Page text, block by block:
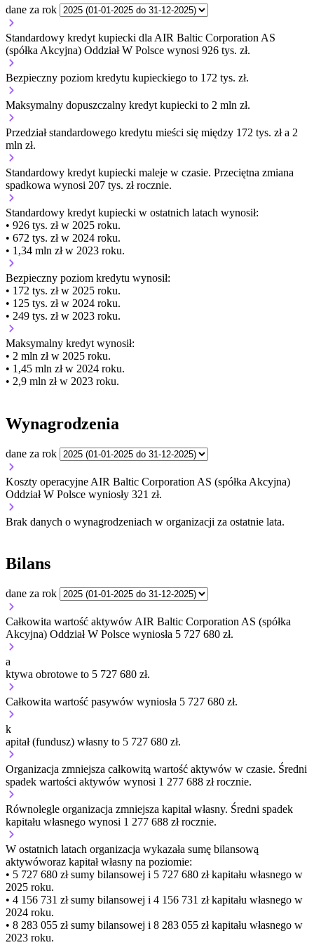
dane za rok
Standardowy kredyt kupiecki dla AIR Baltic Corporation AS
(spółka Akcyjna) Oddział W Polsce wynosi 926 tys. zł.
Bezpieczny poziom kredytu kupieckiego to 172 tys. zł.
Maksymalny dopuszczalny kredyt kupiecki to 2 mln zł.
Przedział standardowego kredytu mieści się między 172 tys. zł a 2
mln zł.
Standardowy kredyt kupiecki maleje w czasie. Przeciętna zmiana
spadkowa wynosi 207 tys. zł rocznie.
Standardowy kredyt kupiecki w ostatnich latach wynosił:
• 926 tys. zł w 2025 roku.
• 672 tys. zł w 2024 roku.
• 1,34 mln zł w 2023 roku.
Bezpieczny poziom kredytu wynosił:
• 172 tys. zł w 2025 roku.
• 125 tys. zł w 2024 roku.
• 249 tys. zł w 2023 roku.
Maksymalny kredyt wynosił:
• 2 mln zł w 2025 roku.
• 1,45 mln zł w 2024 roku.
• 2,9 mln zł w 2023 roku.
Wynagrodzenia
dane za rok
Koszty operacyjne AIR Baltic Corporation AS (spółka Akcyjna)
Oddział W Polsce wyniosły 321 zł.
Brak danych o wynagrodzeniach w organizacji za ostatnie lata.
Bilans
dane za rok
Całkowita wartość aktywów AIR Baltic Corporation AS (spółka
Akcyjna) Oddział W Polsce wyniosła 5 727 680 zł.
a
ktywa obrotowe to 5 727 680 zł.
Całkowita wartość pasywów wyniosła 5 727 680 zł.
k
apitał (fundusz) własny to 5 727 680 zł.
Organizacja zmniejsza całkowitą wartość aktywów w czasie. Średni
spadek wartości aktywów wynosi 1 277 688 zł rocznie.
Równolegle organizacja zmniejsza kapitał własny. Średni spadek
kapitału własnego wynosi 1 277 688 zł rocznie.
W ostatnich latach organizacja wykazała sumę bilansową
aktywóworaz kapitał własny na poziomie:
• 5 727 680 złsumy bilansowej i 5 727 680 zł kapitału własnego w
2025 roku.
• 4 156 731 złsumy bilansowej i 4 156 731 zł kapitału własnego w
2024 roku.
• 8 283 055 złsumy bilansowej i 8 283 055 zł kapitału własnego w
2023 roku.